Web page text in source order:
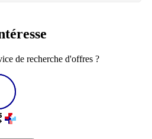
de recherche d'offres ?